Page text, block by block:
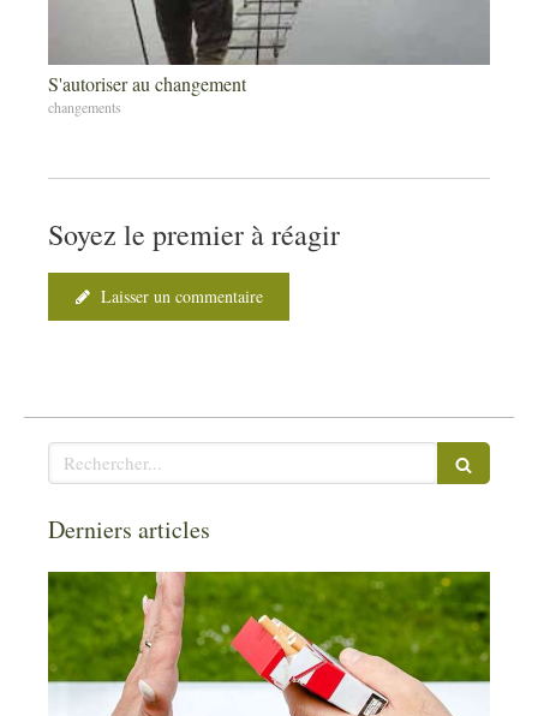
S'autoriser au changement
changements
Soyez le premier à réagir
Laisser un commentaire
Rechercher
Derniers articles